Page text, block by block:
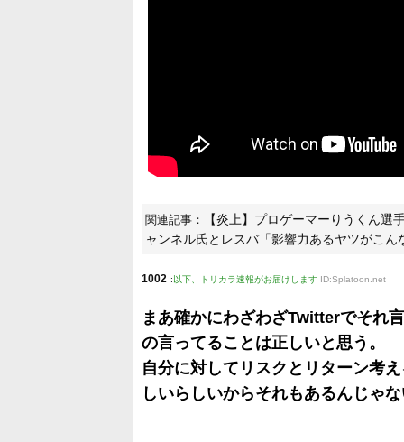
・りうくん氏に自分の正義を語ってほしいみん
関連記事：
【炎上】プロゲーマーりうくん
ャンネル氏とレスバ「影響力あるヤツがこん
1002 : 以下、トリカラ速報がお届けします ID:Splatoon.net
まあ確かにわざわざTwitterでそれ
の言ってることは正しいと思う。
自分に対してリスクとリターン考
しいらしいからそれもあるんじゃな